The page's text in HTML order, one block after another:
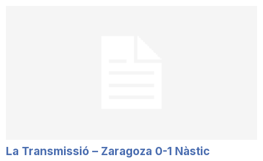
La Transmissió – Zaragoza 0-1 Nàstic